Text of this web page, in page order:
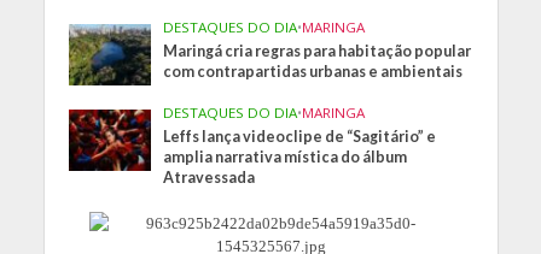
DESTAQUES DO DIA•MARINGA
Maringá cria regras para habitação popular
com contrapartidas urbanas e ambientais
DESTAQUES DO DIA•MARINGA
Leffs lança videoclipe de “Sagitário” e
amplia narrativa mística do álbum
Atravessada